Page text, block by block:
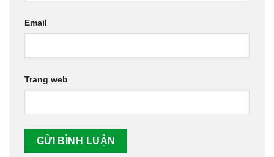
Email
Trang web